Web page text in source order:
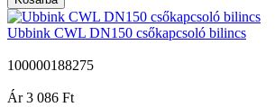
Ubbink CWL DN150 csőkapcsoló bilincs
100000188275
Ár 3 086 Ft